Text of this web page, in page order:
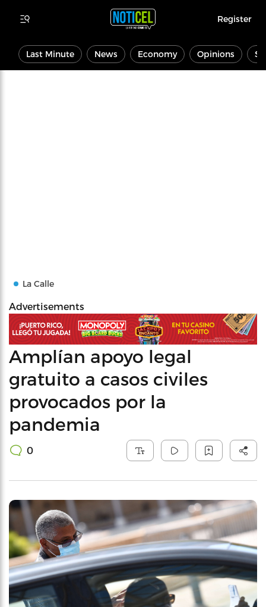
Register
Last Minute News Economy Opinions
La Calle
Advertisements
Amplían apoyo legal
gratuito a casos civiles
provocados por la
pandemia
0